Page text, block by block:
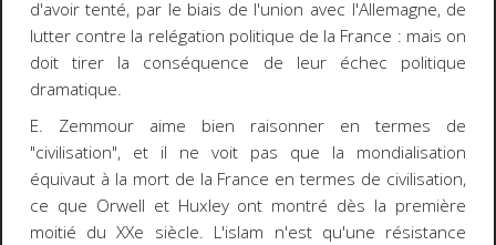
d'avoir tenté, par le biais de l'union avec l'Allemagne, de
lutter contre la relégation politique de la France : mais on
doit tirer la conséquence de leur échec politique
dramatique.
E. Zemmour aime bien raisonner en termes de
"civilisation", et il ne voit pas que la mondialisation
équivaut à la mort de la France en termes de civilisation,
ce que Orwell et Huxley ont montré dès la première
moitié du XXe siècle. L'islam n'est qu'une résistance